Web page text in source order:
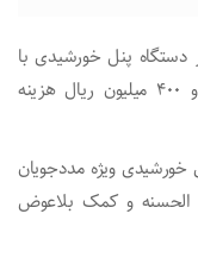
دستگاه پنل خورشیدی با
ظرفیت تولید پنج کیلو وات برق یک میلیارد و ۴۰۰ میلیون ریال هزینه
خورشیدی ویژه مددجویان
الحسنه و کمک بلاعوض